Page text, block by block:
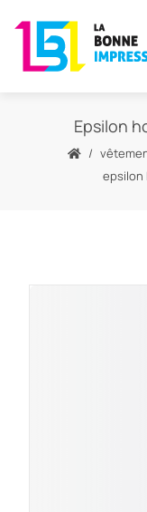
Epsilon
epsilon